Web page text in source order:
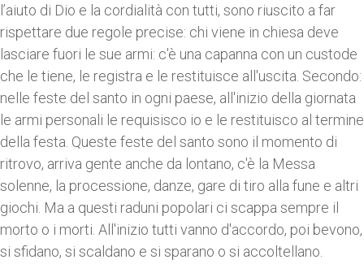
l’aiuto di Dio e la cordialità con tutti, sono riuscito a far
rispettare due regole precise: chi viene in chiesa deve
lasciare fuori le sue armi: c'è una capanna con un custode
che le tiene, le registra e le restituisce all'uscita. Secondo:
nelle feste del santo in ogni paese, all'inizio della giornata
le armi personali le requisisco io e le restituisco al termine
della festa. Queste feste del santo sono il momento di
ritrovo, arriva gente anche da lontano, c'è la Messa
solenne, la processione, danze, gare di tiro alla fune e altri
giochi. Ma a questi raduni popolari ci scappa sempre il
morto o i morti. All'inizio tutti vanno d'accordo, poi bevono,
si sfidano, si scaldano e si sparano o si accoltellano.